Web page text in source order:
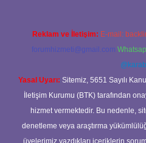
Reklam ve İletişim: E-mail:
forumhizmeti@gmail.com
Yasal Uyarı: Sitemiz, 5651 Sayılı
İletişim Kurumu (BTK) tarafından
hizmet vermektedir. Bu nedenle,
denetleme veya araştırma
üyelerimiz yazdıkları içeriklerin